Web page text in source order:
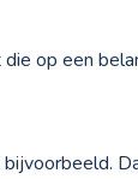
op een
bijvoorbeeld.